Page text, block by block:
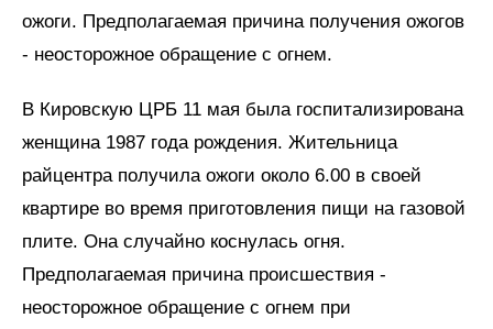
ожоги. Предполагаемая причина получения ожогов
- неосторожное обращение с огнем.
В Кировскую ЦРБ 11 мая была госпитализирована
женщина 1987 года рождения. Жительница
райцентра получила ожоги около 6.00 в своей
квартире во время приготовления пищи на газовой
плите. Она случайно коснулась огня.
Предполагаемая причина происшествия -
неосторожное обращение с огнем при